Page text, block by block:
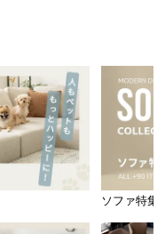
ソファ特集